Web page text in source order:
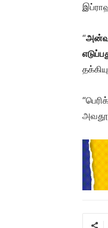
“